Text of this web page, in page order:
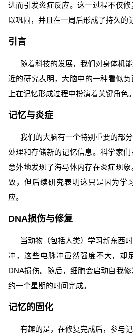
进而引发炎症反应。这一过程不仅
以巩固，并且在一周后形成了持久的
引言
随着科技的发展，我们对身体机
近的研究表明，大脑中的一种看似
上在记忆形成过程中扮演着关键角色。
记忆与炎症
我们的大脑有一个特别重要的部
处理和存储新的记忆信息。科学家
意外地发现了海马体内存在炎症现
致，但后续研究表明这只是因为学
应。
DNA损伤与修复
当动物（包括人类）学习新东西时
冲，这些电脉冲虽然强度不大，却
DNA损伤。随后，细胞会启动自我
约一个星期的时间完成。
记忆的固化
有趣的是，在修复完成后，参与记